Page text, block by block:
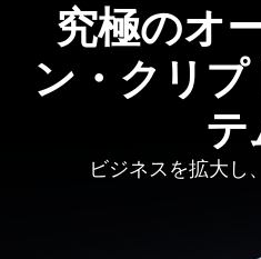
究極のオ
ン・クリ
テ
ビジネスを拡大し